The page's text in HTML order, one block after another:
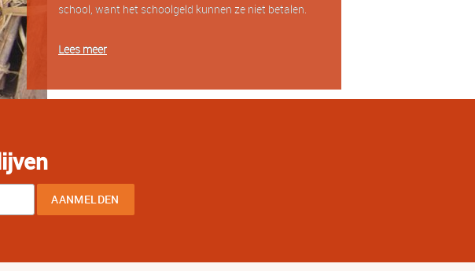
school, want het schoolgeld kunnen ze niet betalen.
Lees meer